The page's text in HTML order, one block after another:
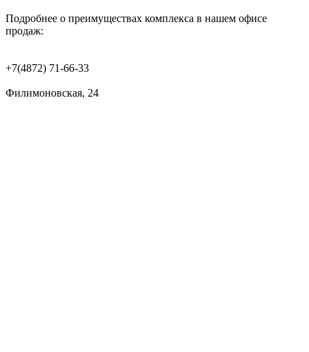
Подробнее о преимуществах комплекса в нашем офисе
продаж:
+7(4872) 71-66-33
Филимоновская, 24